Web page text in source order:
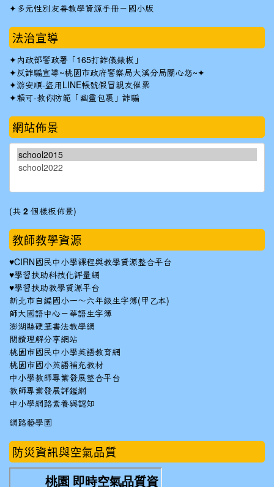
✦ 多元性別友善教學資源手冊－國小版
法治宣導
✦ 內政部警政署「165打詐儀錶板」
✦反詐騙宣導~桃園市政府警察局大溪分局關心您~✦
✦游安順-盜用LINE帳號假冒親友催票
✦賴可-教你防範「幽靈包裹」詐騙
網站佈景
(共 2 個樣板佈景)
教師教學資源
♥CIRN國民中小學課程與教學資源整合平台
♥學習扶助科技化評量網
♥學習扶助教學資源平台
新北市自編國小一～六年級生字簿(甲乙本)
師大國語中心－華語生字簿
澎湖縣硬筆書法教學網
閱讀理解分享網站
桃園市國民中小學英語教育網
桃園市國小英語補充教材
中小學教師專業發展整合平台
教師專業發展評鑑網
中小學網路素養與認知
網路藝學園
防災資訊與空氣品質